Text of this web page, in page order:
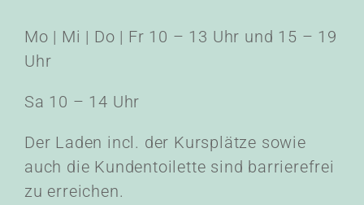
Mo | Mi | Do | Fr 10 – 13 Uhr und 15 – 19
Uhr
Sa 10 – 14 Uhr
Der Laden incl. der Kursplätze sowie
auch die Kundentoilette sind barrierefrei
zu erreichen.